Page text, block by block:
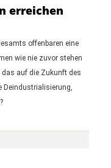
erreichen
offenbaren eine
wie nie zuvor stehen
auf die Zukunft des
Deindustrialisierung,